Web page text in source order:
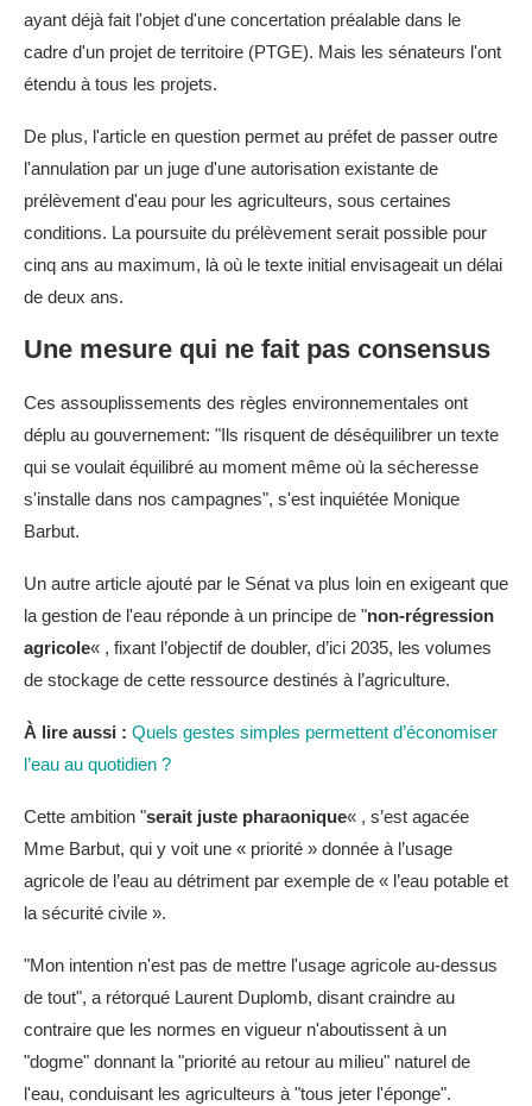
ayant déjà fait l'objet d'une concertation préalable dans le
cadre d'un projet de territoire (PTGE). Mais les sénateurs l'ont
étendu à tous les projets.
De plus, l'article en question permet au préfet de passer outre
l'annulation par un juge d'une autorisation existante de
prélèvement d'eau pour les agriculteurs, sous certaines
conditions. La poursuite du prélèvement serait possible pour
cinq ans au maximum, là où le texte initial envisageait un délai
de deux ans.
Une mesure qui ne fait pas consensus
Ces assouplissements des règles environnementales ont
déplu au gouvernement: "Ils risquent de déséquilibrer un texte
qui se voulait équilibré au moment même où la sécheresse
s'installe dans nos campagnes", s'est inquiétée Monique
Barbut.
Un autre article ajouté par le Sénat va plus loin en exigeant que
la gestion de l'eau réponde à un principe de "non-régression
agricole« , fixant l’objectif de doubler, d’ici 2035, les volumes
de stockage de cette ressource destinés à l’agriculture.
À lire aussi : Quels gestes simples permettent d’économiser
l’eau au quotidien ?
Cette ambition "serait juste pharaonique« , s’est agacée
Mme Barbut, qui y voit une « priorité » donnée à l’usage
agricole de l’eau au détriment par exemple de « l’eau potable et
la sécurité civile ».
"Mon intention n'est pas de mettre l'usage agricole au-dessus
de tout", a rétorqué Laurent Duplomb, disant craindre au
contraire que les normes en vigueur n'aboutissent à un
"dogme" donnant la "priorité au retour au milieu" naturel de
l'eau, conduisant les agriculteurs à "tous jeter l'éponge".